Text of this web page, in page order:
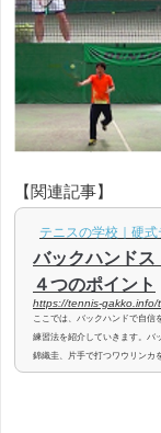
【関連記事】
テニスの学校｜硬
バックハンドス
４つのポイント
https://tennis-
ここでは、バックハンドで自信
練習法を紹介していきます。バ
錦織圭、片手で打つワウリン
クハンドストロークですが、フ